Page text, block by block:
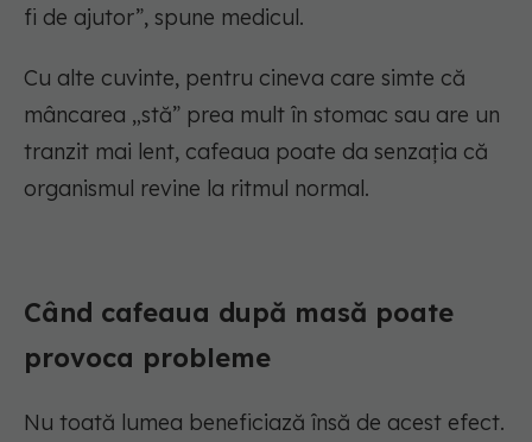
fi de ajutor”, spune medicul.
Cu alte cuvinte, pentru cineva care simte că
mâncarea „stă” prea mult în stomac sau are un
tranzit mai lent, cafeaua poate da senzația că
organismul revine la ritmul normal.
Când cafeaua după masă poate
provoca probleme
Nu toată lumea beneficiază însă de acest efect.